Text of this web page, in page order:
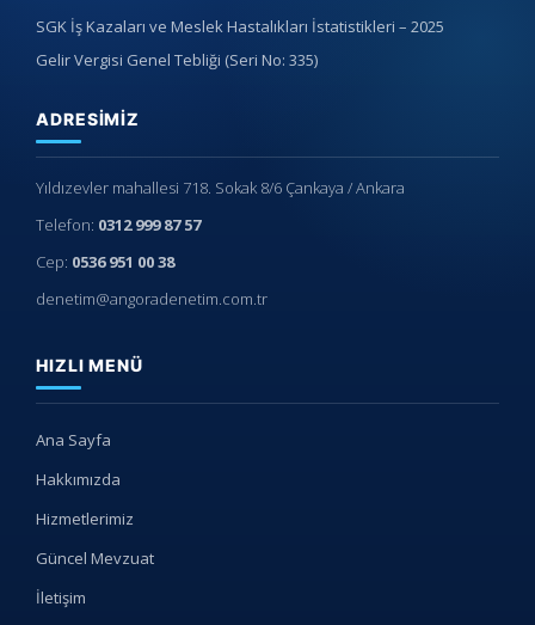
SGK İş Kazaları ve Meslek Hastalıkları İstatistikleri – 2025
Gelir Vergisi Genel Tebliği (Seri No: 335)
ADRESIMIZ
Yıldızevler mahallesi 718. Sokak 8/6 Çankaya / Ankara
Telefon: 0312 999 87 57
Cep: 0536 951 00 38
denetim@angoradenetim.com.tr
HIZLI MENÜ
Ana Sayfa
Hakkımızda
Hizmetlerimiz
Güncel Mevzuat
İletişim